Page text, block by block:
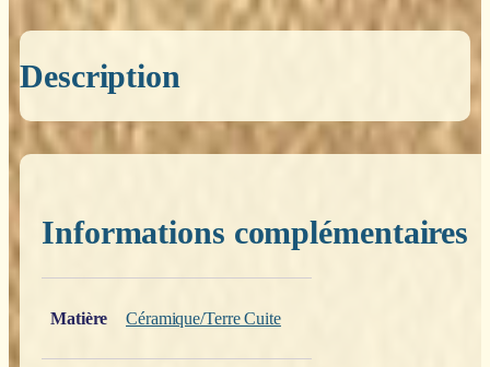
Description
Informations complémentaires
Matière
Céramique/Terre Cuite